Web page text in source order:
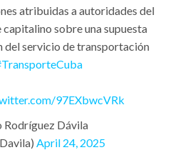
atribuidas a autoridades del
sobre una supuesta
del servicio de transportación
97EXbwcVRk
Rodríguez Dávila
April 24, 2025